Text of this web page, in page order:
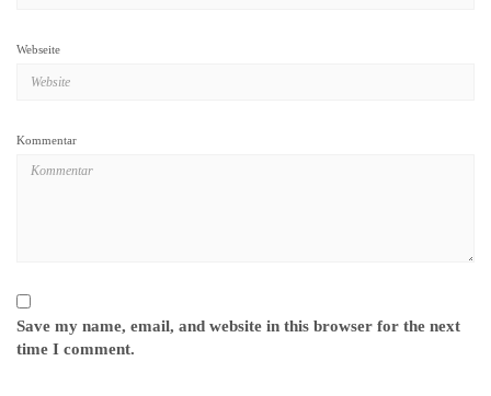
Webseite
Kommentar
Save my name, email, and website in this browser for the next
time I comment.